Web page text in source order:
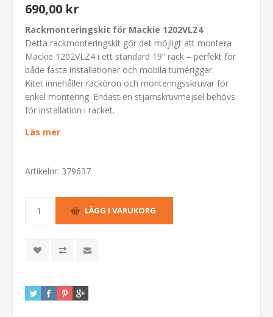
690,00 kr
Rackmonteringskit för Mackie 1202VLZ4
Detta rackmonteringskit gör det möjligt att montera
Mackie 1202VLZ4 i ett standard 19” rack – perfekt för
både fasta installationer och mobila turnériggar.
Kitet innehåller racköron och monteringsskruvar för
enkel montering. Endast en stjärnskruvmejsel behövs
för installation i racket.
Läs mer
Artikelnr: 379637